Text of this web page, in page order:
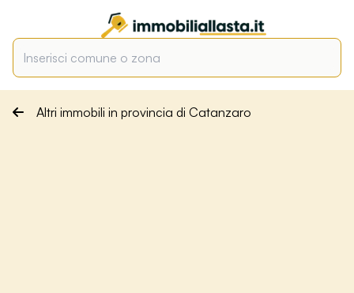
Altri immobili in provincia di Catanzaro